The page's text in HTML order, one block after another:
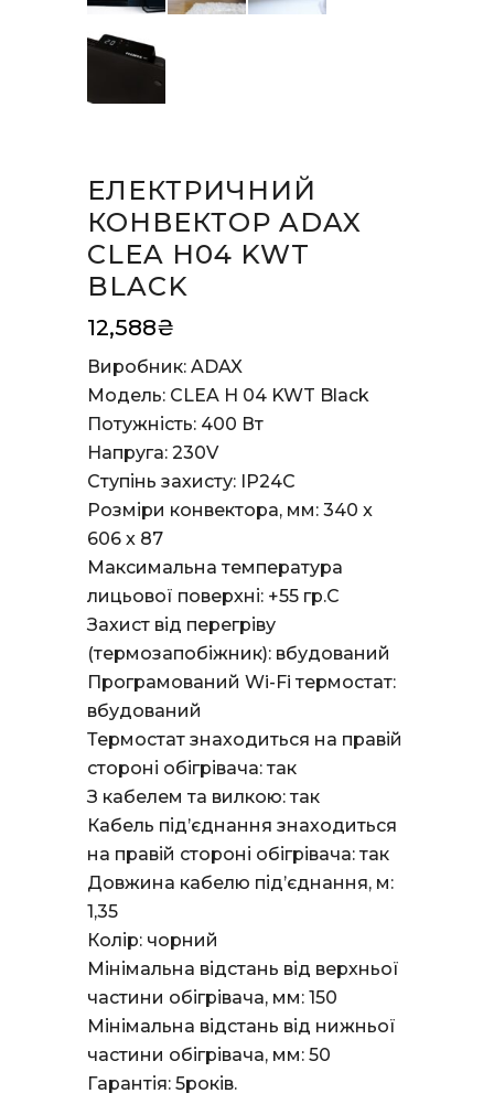
ЕЛЕКТРИЧНИЙ
КОНВЕКТОР ADAX
CLEA H04 KWT
BLACK
12,588₴
Виробник: ADAX
Модель: CLEA H 04 KWT Black
Потужність: 400 Вт
Напруга: 230V
Ступінь захисту: IP24С
Розміри конвектора, мм: 340 x
606 x 87
Максимальна температура
лицьової поверхні: +55 гр.С
Захист від перегріву
(термозапобіжник): вбудований
Програмований Wi-Fi термостат:
вбудований
Термостат знаходиться на правій
стороні обігрівача: так
З кабелем та вилкою: так
Кабель під’єднання знаходиться
на правій стороні обігрівача: так
Довжина кабелю під’єднання, м:
1,35
Колір: чорний
Мінімальна відстань від верхньої
частини обігрівача, мм: 150
Мінімальна відстань від нижньої
частини обігрівача, мм: 50
Гарантія: 5років.